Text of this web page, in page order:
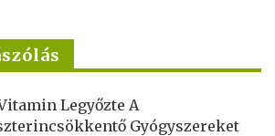
Legyőzte A
Gyógyszereket